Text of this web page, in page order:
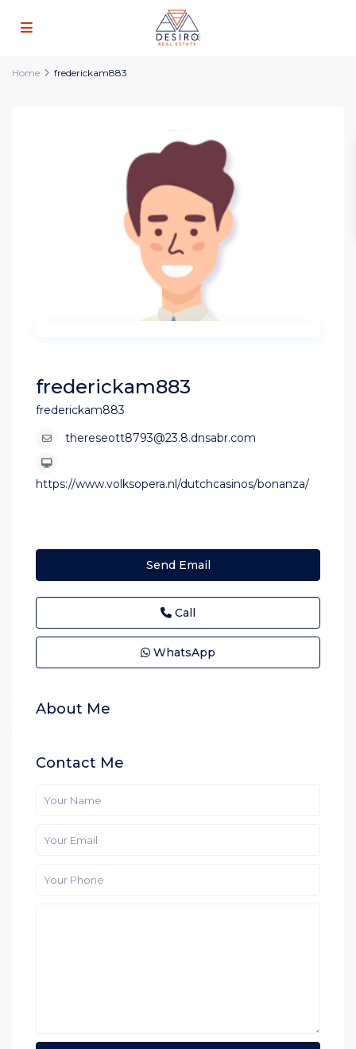
Home frederickam883
frederickam883
frederickam883
thereseott8793@23.8.dnsabr.com
https://www.volksopera.nl/dutchcasinos/bonanza/
Send Email
Call
WhatsApp
About Me
Contact Me